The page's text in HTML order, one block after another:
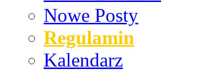
Nowe Posty
Regulamin
Kalendarz